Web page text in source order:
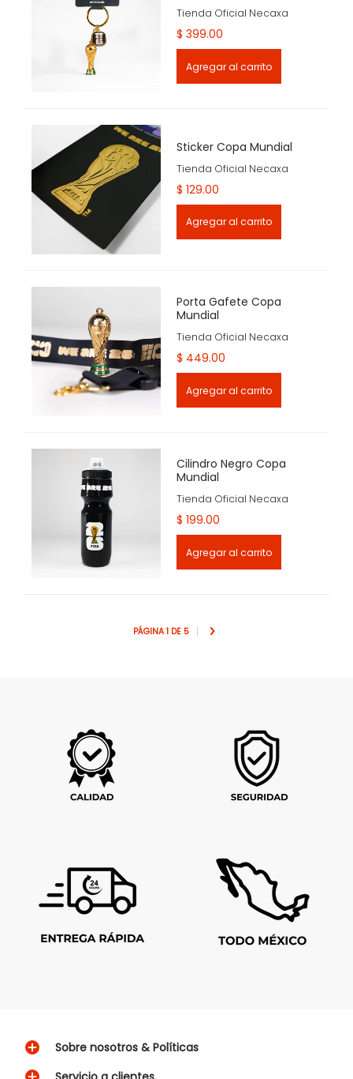
Tienda Oficial Necaxa
$ 399.00
Agregar al carrito
Sticker Copa Mundial
Tienda Oficial Necaxa
$ 129.00
Agregar al carrito
Porta Gafete Copa
Mundial
Tienda Oficial Necaxa
$ 449.00
Agregar al carrito
Cilindro Negro Copa
Mundial
Tienda Oficial Necaxa
$ 199.00
Agregar al carrito
PÁGINA 1 DE 5
Sobre nosotros & Políticas